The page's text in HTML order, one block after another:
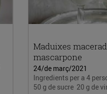
Maduixes
mascarpone
24/de març/2021
Ingredients per a 4
50 g de sucre 20 g de